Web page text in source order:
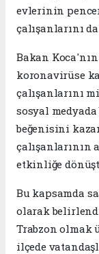
evlerinin
çalışanlarını
Bakan
koronavirüse
çalışanlarını
sosyal
beğenisini
çalışanlarının
etkinliğe
Bu kapsamda
olarak
Trabzon olmak
ilçede